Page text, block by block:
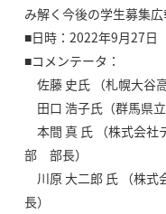
み解く今後の学生募集広
■日時：2022年9月27日
■コメンテータ：
佐藤 史氏 （札幌大谷
田口 浩子氏（群馬県
本間 真 氏 （株式会社
部 部長）
川原 大二郎 氏 （株式
長）